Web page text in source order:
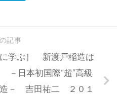
記事
学ぶ］ 新渡戸稲造は
－日本初国際“超”高級
造－ 吉田祐二 ２０１